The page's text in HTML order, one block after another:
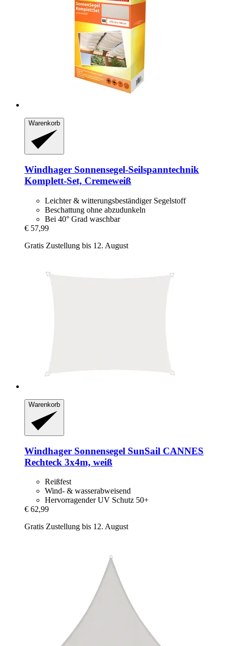
Warenkorb
Windhager Sonnensegel-​Seilspanntechnik
Komplett-​Set, Cremeweiß
Leichter & witterungsbeständiger Segelstoff
Beschattung ohne abzudunkeln
Bei 40° Grad waschbar
€ 57,99
Gratis Zustellung bis 12. August
Warenkorb
Windhager Sonnensegel SunSail CANNES
Rechteck 3x4m, weiß
Reißfest
Wind- & wasserabweisend
Hervorragender UV Schutz 50+
€ 62,99
Gratis Zustellung bis 12. August